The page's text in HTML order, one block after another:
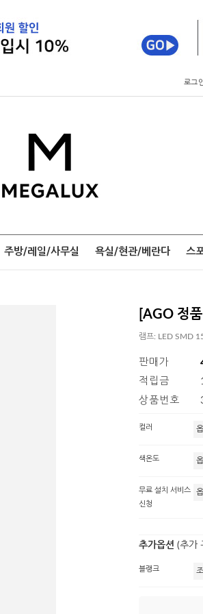
로그
주방/레일/사무실 욕실/현관/베란다 스
[AGO 정
램프: LED SMD
판매가
적립금
상품번호
컬러
색온도
무료 설치 서비스
신청
추가옵션 (추가
블랭크